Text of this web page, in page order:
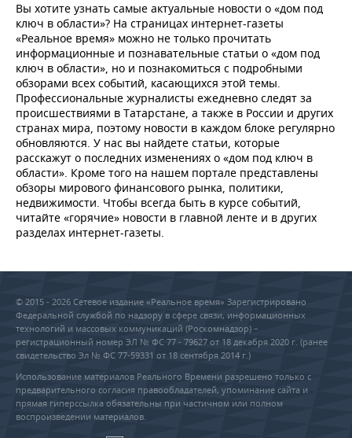
Вы хотите узнать самые актуальные новости о «дом под
ключ в области»? На страницах интернет-газеты
«Реальное время» можно не только прочитать
информационные и познавательные статьи о «дом под
ключ в области», но и познакомиться с подробными
обзорами всех событий, касающихся этой темы.
Профессиональные журналисты ежедневно следят за
происшествиями в Татарстане, а также в России и других
странах мира, поэтому новости в каждом блоке регулярно
обновляются. У нас вы найдете статьи, которые
расскажут о последних изменениях о «дом под ключ в
области». Кроме того на нашем портале представлены
обзоры мирового финансового рынка, политики,
недвижимости. Чтобы всегда быть в курсе событий,
читайте «горячие» новости в главной ленте и в других
разделах интернет-газеты.
© 2015 - 2026 Сетевое издание «Реальное время» Зарегистрировано
Федеральной службой по надзору в сфере связи, информационных
технологий и массовых коммуникаций (Роскомнадзор) –
регистрационный номер ЭЛ № ФС 77 - 79627 от 18 декабря 2020 г. (ранее
свидетельство Эл № ФС 77-59331 от 18 сентября 2014 г.)
Использование материалов Реального Времени разрешено только с
предварительного согласия правообладателей, упоминание сайта и
прямая гиперссылка обязательны при частичном или полном
воспроизведении материалов.